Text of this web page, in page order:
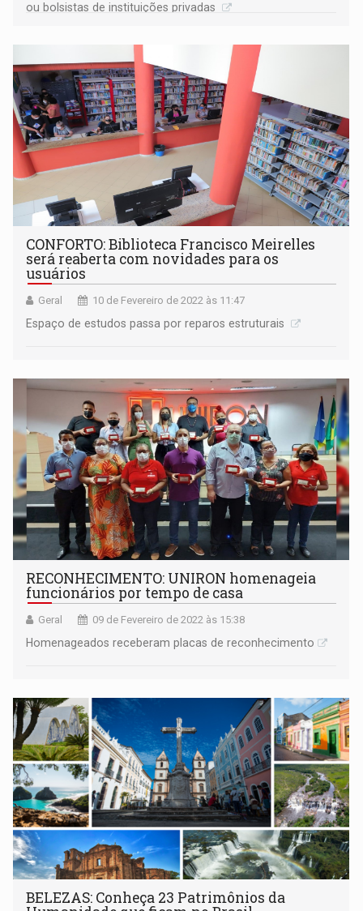
ou bolsistas de instituições privadas
CONFORTO: Biblioteca Francisco Meirelles
será reaberta com novidades para os
usuários
Geral 10 de Fevereiro de 2022 às 11:47
Espaço de estudos passa por reparos estruturais
RECONHECIMENTO: UNIRON homenageia
funcionários por tempo de casa
Geral 09 de Fevereiro de 2022 às 15:38
Homenageados receberam placas de reconhecimento
BELEZAS: Conheça 23 Patrimônios da